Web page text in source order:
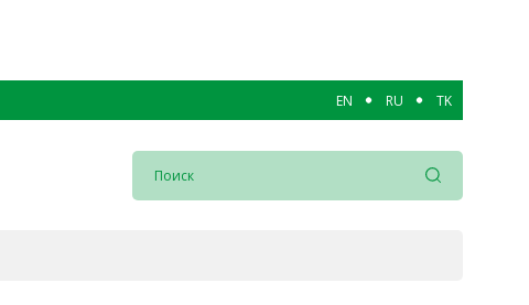
EN RU TK